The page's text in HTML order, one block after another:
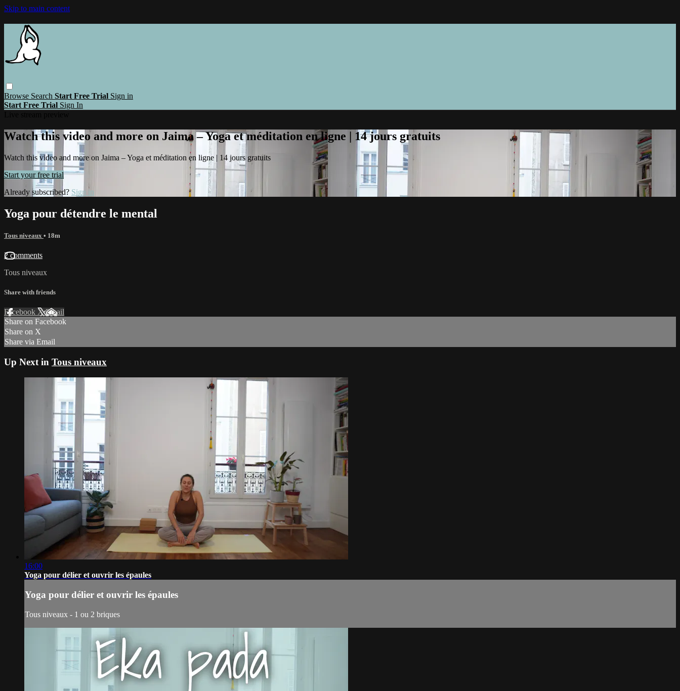
Skip to main content
Browse Search Start Free Trial Sign in
Start Free Trial Sign In
Watch this video and more on Jaima – Yoga et méditation en ligne | 14 jours gratuits
Watch this video and more on Jaima – Yoga et méditation en ligne | 14 jours gratuits
Start your free trial
Already subscribed? Sign in
Yoga pour détendre le mental
Tous niveaux • 18m
2 comments
Tous niveaux
Share with friends
Facebook XEmail
Share on Facebook
Share on X
Share via Email
Up Next in Tous niveaux
16:00
Yoga pour délier et ouvrir les épaules
Yoga pour délier et ouvrir les épaules
Tous niveaux - 1 ou 2 briques